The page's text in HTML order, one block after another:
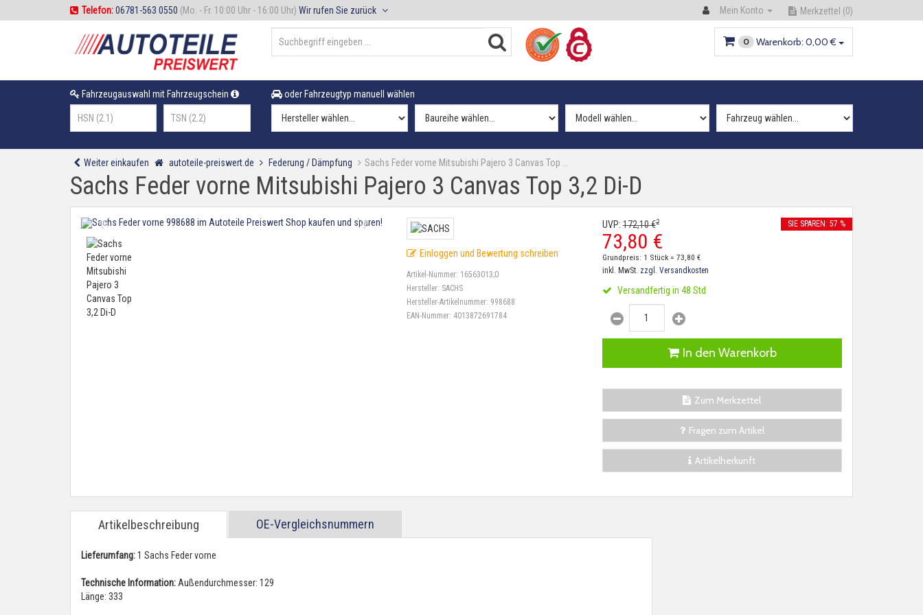
Telefon:06781-563 0550 (Mo. - Fr. 10:00 Uhr - 16:00 Uhr) Wir rufen Sie zurück Mein Konto Merkzettel (0)
0 Warenkorb: 0,00 €
Fahrzeugauswahl mit Fahrzeugschein oder Fahrzeugtyp manuell wählen
Weiter einkaufen autoteile-preiswert.de Federung / Dämpfung Sachs Feder vorne Mitsubishi Pajero 3 Canvas Top …
Sachs Feder vorne Mitsubishi Pajero 3 Canvas Top 3,2 Di-D
Einloggen und Bewertung schreiben
Artikel-Nummer: 16563013;0
Hersteller: SACHS
Hersteller-Artikelnummer: 998688
EAN-Nummer: 4013872691784
UVP:172,10€2
73,80 €
SIE SPAREN: 57 %
Grundpreis: 1 Stück = 73,80 €
inkl. MwSt. zzgl. Versandkosten
Versandfertig in 48 Std
In den Warenkorb
Zum Merkzettel
Fragen zum Artikel
Artikelherkunft
Artikelbeschreibung OE-Vergleichsnummern
Lieferumfang:1 Sachs Feder vorne
Technische Information: Außendurchmesser: 129
Länge: 333